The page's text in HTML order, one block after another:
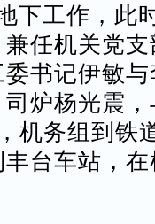
下工作，此
任机关党
书记伊敏
炉杨光震
机务组到铁
台车站，